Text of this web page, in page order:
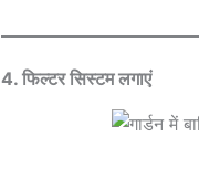
4. फिल्टर सिस्टम लगाएं